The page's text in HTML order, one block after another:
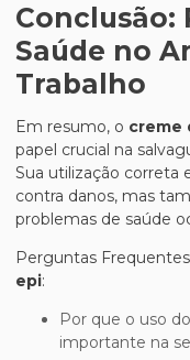
Conclusão:
Saúde no
Trabalho
Em resumo, o creme
papel crucial na
Sua utilização correta
contra danos, mas
problemas de saúde
Perguntas
epi:
Por que o uso do creme de proteção EPI é
importante na